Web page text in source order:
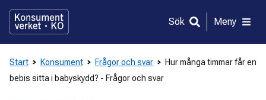
direkt
innehållet
Sök Meny
Start Konsument Frågor och svar
Hur många timmar får en
bebis sitta i babyskydd? - Frågor och svar